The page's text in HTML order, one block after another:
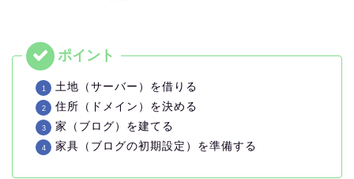
土地（サーバー）を借りる
住所（ドメイン）を決める
家（ブログ）を建てる
家具（ブログの初期設定）を準備する